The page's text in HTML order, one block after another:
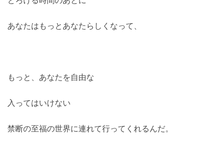
あなたはもっとあなたらしくなって、
もっと、あなたを自由な
入ってはいけない
禁断の至福の世界に連れて行ってくれるんだ。